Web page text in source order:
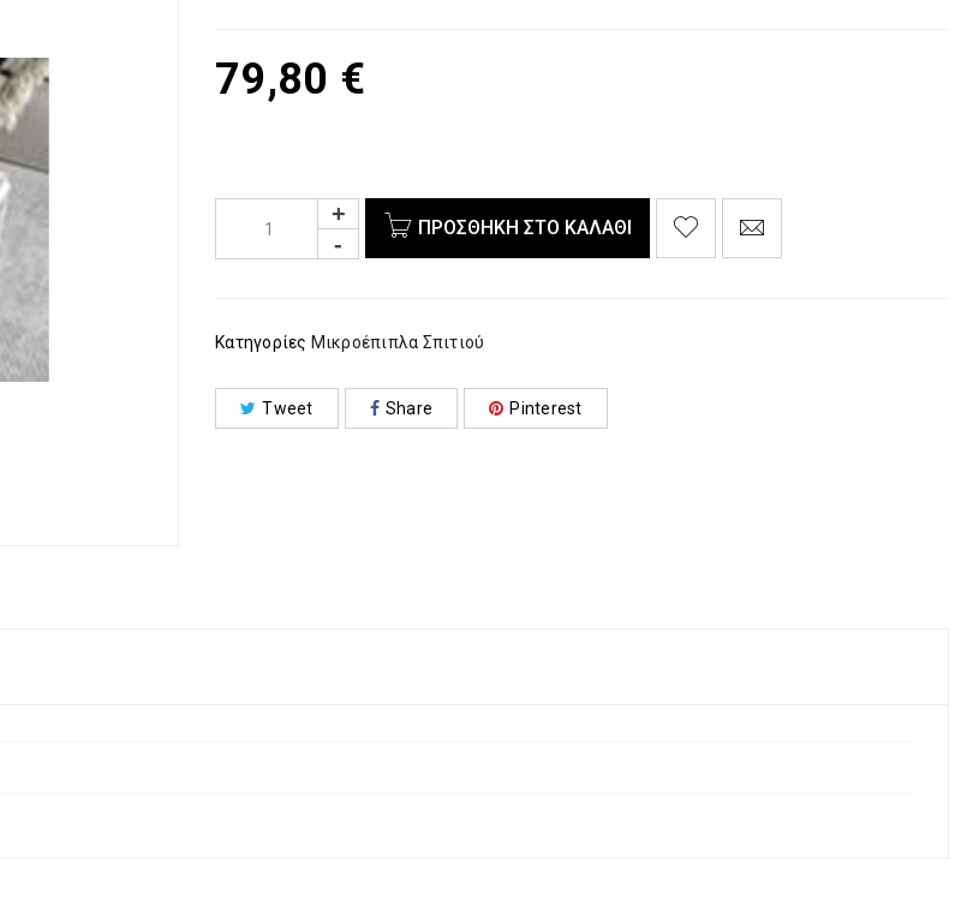
79,80 €
ΠΡΟΣΘΉΚΗ ΣΤΟ ΚΑΛΆΘΙ
Κατηγορίες Μικροέπιπλα Σπιτιού
Tweet Share Pinterest